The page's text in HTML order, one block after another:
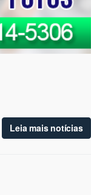
Leia mais notícias